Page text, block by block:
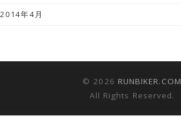
2014年4月
© 2026 RUNBIKER.COM
All Rights Reserved.